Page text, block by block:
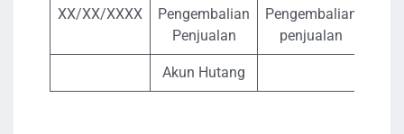
XX/XX/XXXX
Pengembalian
Penjualan
Pengembalian
penjualan
Akun Hutang